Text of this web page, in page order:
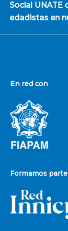
Social UNATE
edadistas en
En red con
Formamos